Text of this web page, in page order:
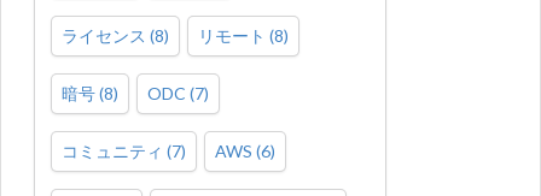
ライセンス (8) リモート (8)
暗号(8) ODC (7)
コミュニティ (7) AWS (6)